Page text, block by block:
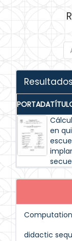
PORTADA
en
didactic